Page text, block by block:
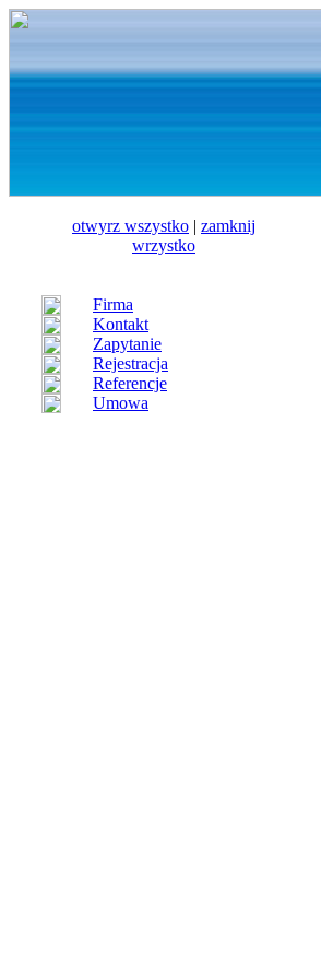
otwуrz wszystko | zamknij
wrzystko
Firma
Kontakt
Zapytanie
Rejestracja
Referencje
Umowa